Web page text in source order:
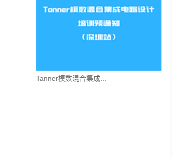
Tanner模数混合集成...